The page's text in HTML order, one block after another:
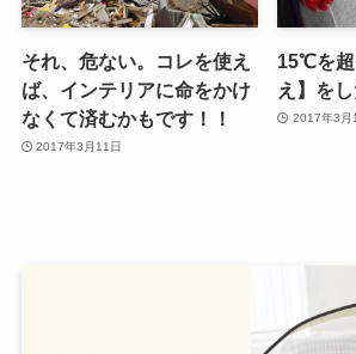
それ、危ない。コレを使え
ば、インテリアに命をかけ
なくて済むかもです！！
2017年3月11日
15℃を超
え】を
2017年3月